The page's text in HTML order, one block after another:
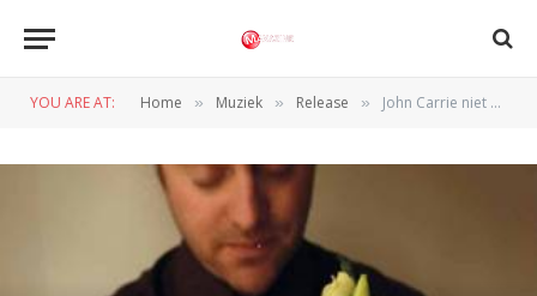
YOU ARE AT: Home » Muziek » Release » John Carrie niet verlegen op solo debuut ‘Shy Away’